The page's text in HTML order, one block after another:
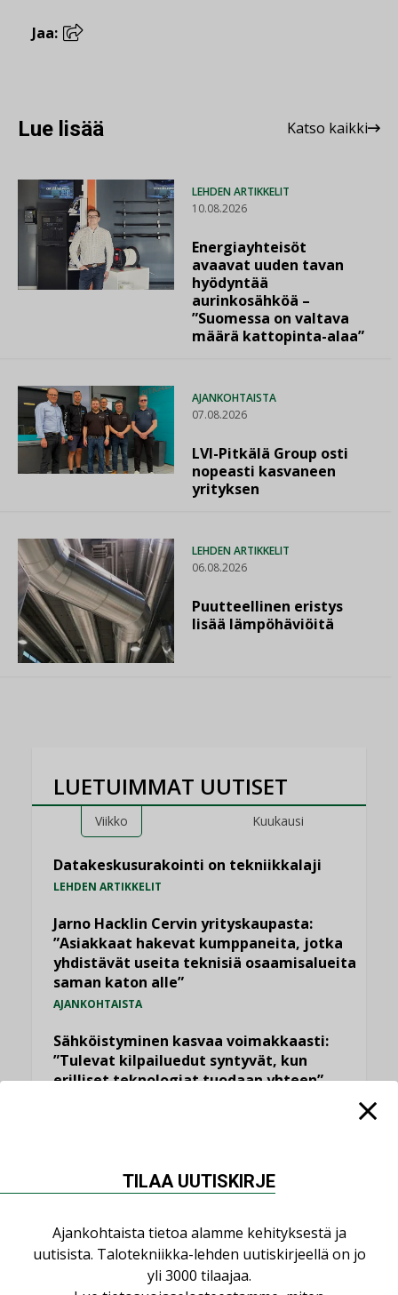
Jaa:
Lue lisää Katso kaikki
LEHDEN ARTIKKELIT
10.08.2026
Energiayhteisöt
avaavat uuden tavan
hyödyntää
aurinkosähköä –
”Suomessa on valtava
määrä kattopinta-alaa”
AJANKOHTAISTA
07.08.2026
LVI-Pitkälä Group osti
nopeasti kasvaneen
yrityksen
LEHDEN ARTIKKELIT
06.08.2026
Puutteellinen eristys
lisää lämpöhäviöitä
LUETUIMMAT UUTISET
Viikko Kuukausi
Datakeskusurakointi on tekniikkalaji
LEHDEN ARTIKKELIT
Jarno Hacklin Cervin yrityskaupasta:
”Asiakkaat hakevat kumppaneita, jotka
yhdistävät useita teknisiä osaamisalueita
saman katon alle”
AJANKOHTAISTA
Sähköistyminen kasvaa voimakkaasti:
”Tulevat kilpailuedut syntyvät, kun
erilliset teknologiat tuodaan yhteen”
Kaivamattomat menetelmät
LEHDEN ARTIKKELIT,TILAAJILLE
TILAA UUTISKIRJE
Ajankohtaista tietoa alamme kehityksestä ja
uutisista. Talotekniikka-lehden uutiskirjeellä on jo
yli 3000 tilaajaa.